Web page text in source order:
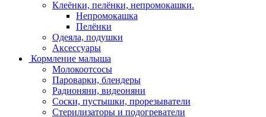
Клеёнки, пелёнки, непромокашки.
Непромокашка
Пелёнки
Одеяла, подушки
Аксессуары
Кормление малыша
Молокоотсосы
Пароварки, блендеры
Радионяни, видеоняни
Соски, пустышки, прорезыватели
Стерилизаторы и подогреватели